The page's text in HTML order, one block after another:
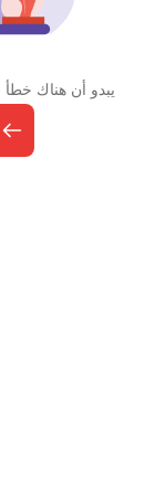
يبدو أن هناك